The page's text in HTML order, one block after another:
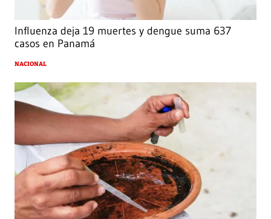
Influenza deja 19 muertes y dengue suma 637
casos en Panamá
NACIONAL